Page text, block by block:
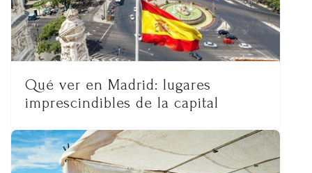
Qué ver en Madrid: lugares
imprescindibles de la capital